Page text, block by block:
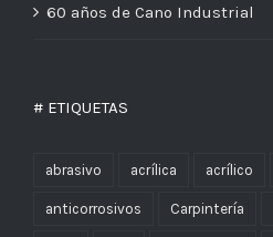
60 años de Cano Industrial
# ETIQUETAS
abrasivo acrílica acrílico
anticorrosivos Carpintería